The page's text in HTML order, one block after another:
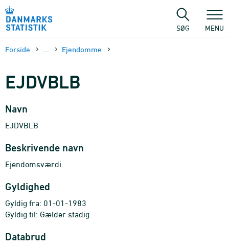
sidens
SØG MENU
Forside Ejendomme
EJDVBLB
Navn
EJDVBLB
Beskrivende navn
Ejendomsværdi
Gyldighed
Gyldig fra: 01-01-1983
Gyldig til: Gælder stadig
Databrud